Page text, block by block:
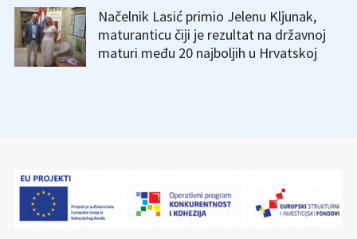
Načelnik Lasić primio Jelenu Kljunak,
maturanticu čiji je rezultat na državnoj
maturi među 20 najboljih u Hrvatskoj